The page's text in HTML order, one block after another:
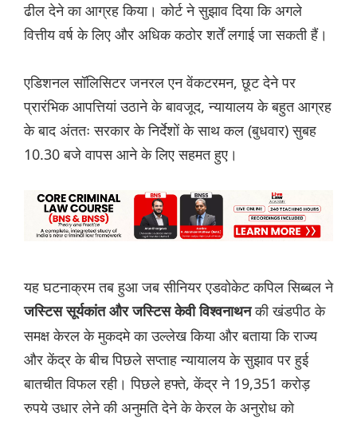
ढील देने का आग्रह किया। कोर्ट ने सुझाव दिया कि अगले
वित्तीय वर्ष के लिए और अधिक कठोर शर्तें लगाई जा सकती हैं।
एडिशनल सॉलिसिटर जनरल एन वेंकटरमन, छूट देने पर
प्रारंभिक आपत्तियां उठाने के बावजूद, न्यायालय के बहुत आग्रह
के बाद अंततः सरकार के निर्देशों के साथ कल (बुधवार) सुबह
10.30 बजे वापस आने के लिए सहमत हुए।
यह घटनाक्रम तब हुआ जब सीनियर एडवोकेट कपिल सिब्बल ने
जस्टिस सूर्यकांत और जस्टिस केवी विश्वनाथनकी खंडपीठ के
समक्ष केरल के मुकदमे का उल्लेख किया और बताया कि राज्य
और केंद्र के बीच पिछले सप्ताह न्यायालय के सुझाव पर हुई
बातचीत विफल रही। पिछले हफ्ते, केंद्र ने 19,351 करोड़
रुपये उधार लेने की अनुमति देने के केरल के अनुरोध को